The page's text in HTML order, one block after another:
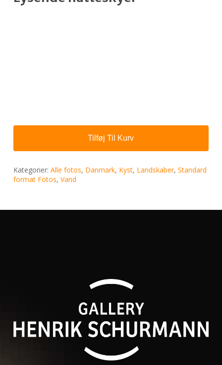
Tilføj Til Kurv
Kategorier: Alle fotos, Danmark, Kyst, Landskaber, Standard
format Fotos, Vand